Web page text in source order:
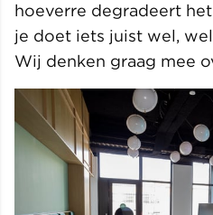
hoeverre degradeert
je doet iets juist wel,
Wij denken graag mee